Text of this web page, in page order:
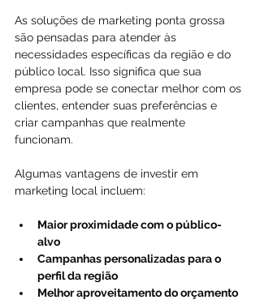
As soluções de marketing ponta grossa
são pensadas para atender às
necessidades específicas da região e do
público local. Isso significa que sua
empresa pode se conectar melhor com os
clientes, entender suas preferências e
criar campanhas que realmente
funcionam.
Algumas vantagens de investir em
marketing local incluem:
Maior proximidade com o público-
alvo
Campanhas personalizadas para o
perfil da região
Melhor aproveitamento do orçamento